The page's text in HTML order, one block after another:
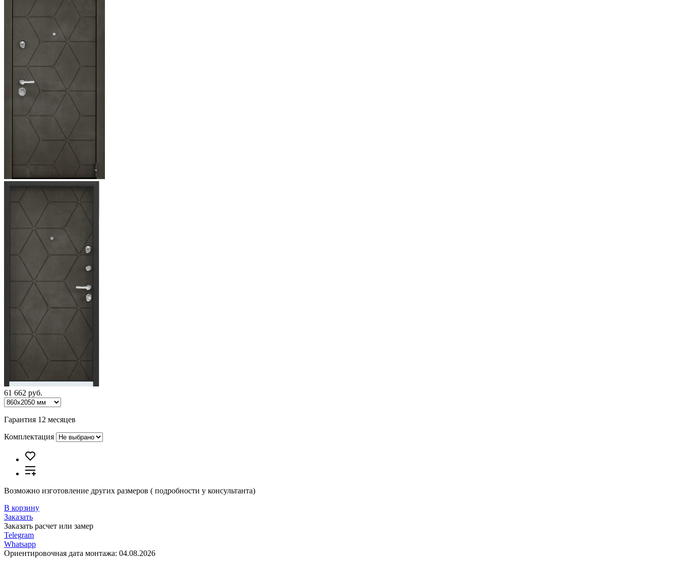
61 662 руб.
Гарантия 12 месяцев
Комплектация
Возможно изготовление других размеров ( подробности у консультанта)
В корзину
Заказать
Заказать расчет или замер
Telegram
Whatsapp
Ориентировочная дата монтажа: 04.08.2026